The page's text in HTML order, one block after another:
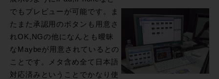
でもプレビューが可能です。ま
たまた承認用のボタンも用意さ
れOK,NGの他になんとも曖昧
なMaybeが用意されているとの
ことです。メタ含め全て日本語
対応済みということでかなり使